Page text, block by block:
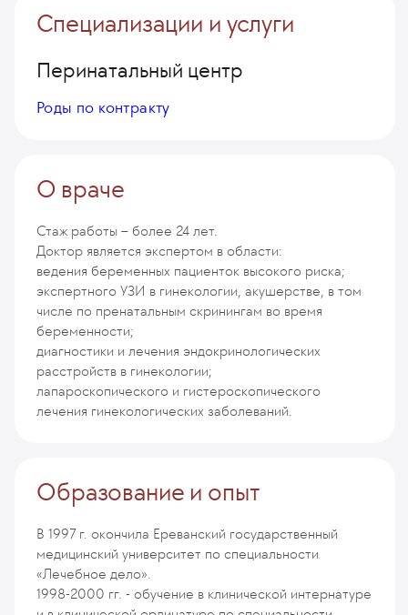
Специализации и услуги
Перинатальный центр
Роды по контракту
О враче
Стаж работы – более 24 лет.
Доктор является экспертом в области:
ведения беременных пациенток высокого риска;
экспертного УЗИ в гинекологии, акушерстве, в том
числе по пренатальным скринингам во время
беременности;
диагностики и лечения эндокринологических
расстройств в гинекологии;
лапароскопического и гистероскопического
лечения гинекологических заболеваний.
Образование и опыт
В 1997 г. окончила Ереванский государственный
медицинский университет по специальности
«Лечебное дело».
1998-2000 гг. - обучение в клинической интернатуре